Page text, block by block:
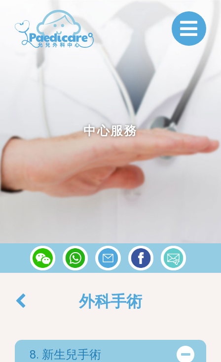
Paedicare
中心服務
外科手術
返回
8. 新生兒手術